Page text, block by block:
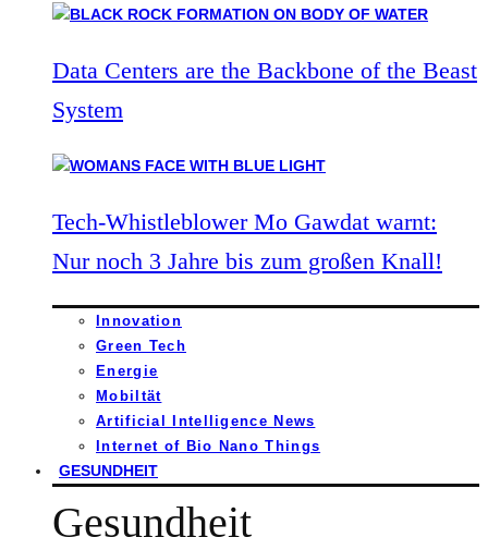
Data Centers are the Backbone of the Beast
System
Tech-Whistleblower Mo Gawdat warnt:
Nur noch 3 Jahre bis zum großen Knall!
Innovation
Green Tech
Energie
Mobiltät
Artificial Intelligence News
Internet of Bio Nano Things
GESUNDHEIT
Gesundheit